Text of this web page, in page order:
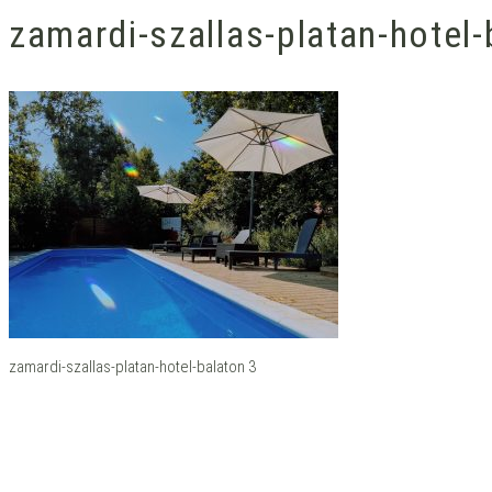
zamardi-szallas-platan-
zamardi-szallas-platan-hotel-balaton 3